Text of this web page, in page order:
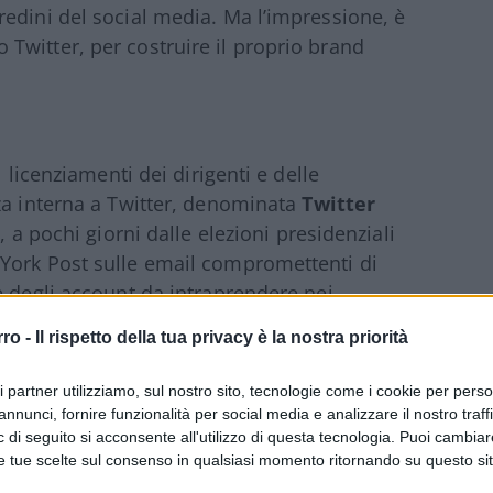
- Il rispetto della tua privacy è la nostra priorità
partner utilizziamo, sul nostro sito, tecnologie come i cookie per
fornire funzionalità per social media e analizzare il nostro
di seguito si acconsente all'utilizzo di questa tecnologia. Puoi
tue scelte sul consenso in qualsiasi momento ritornando su questo
del social media. Ma l’impressione, è
Twitter, per costruire il proprio brand
dei dirigenti e delle
interna a Twitter, denominataTwitter
pochi giorni dalle elezioni presidenziali
Post sulle email compromettenti di
account da intraprendere nei
Donald Trump
gennaio del 2021.
oscuramento da parte di Twitter, uscì il
del tabloid conservatore
nel 2015, tra il figlio dell’allora vice